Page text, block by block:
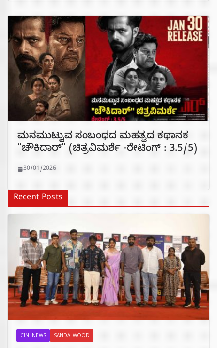
ಮನಮುಟ್ಟುವ ಸಂಬಂಧದ ಮಹತ್ವದ ಕಥಾನಕ
“ಚೌಕಿದಾರ್” (ಚಿತ್ರವಿಮರ್ಶೆ -ರೇಟಿಂಗ್ : 3.5/5)
30/01/2026
Recent Posts
CINI NEWS SANDALWOOD